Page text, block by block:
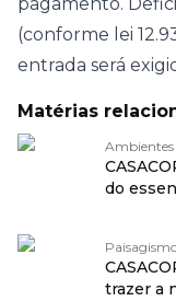
(conforme lei
entrada será
Matérias
Ambientes
do
trazer a